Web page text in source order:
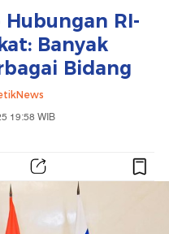
RI-
Banyak
Bidang
19:58 WIB